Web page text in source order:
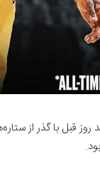
روز قبل با گذر از